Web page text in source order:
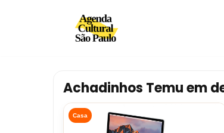
Achadinhos Temu em
Casa